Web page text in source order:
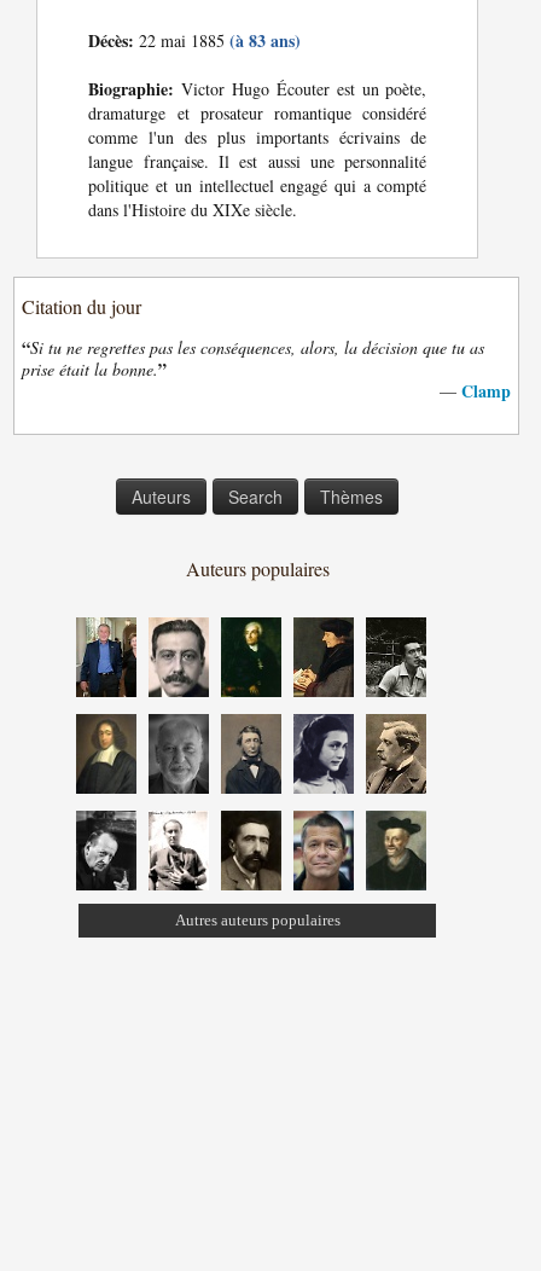
Décès: 22 mai 1885(à 83 ans)
Biographie: Victor Hugo Écouter est un poète,
dramaturge et prosateur romantique considéré
comme l'un des plus importants écrivains de
langue française. Il est aussi une personnalité
politique et un intellectuel engagé qui a compté
dans l'Histoire du XIXe siècle.
Citation du jour
“Si tu ne regrettes pas les conséquences, alors, la décision que tu as
prise était la bonne.”
— Clamp
Auteurs Search Thèmes
Auteurs populaires
Autres auteurs populaires